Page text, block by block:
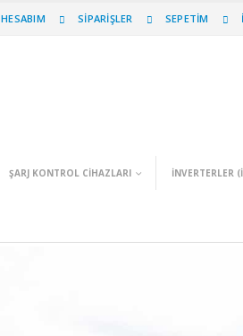
HESABIM SIPARIŞLER SEPETIM
ŞARJ KONTROL CIHAZLARI İNVERTERLER